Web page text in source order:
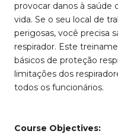
provocar danos à saúde
vida. Se o seu local de
perigosas, você precisa
respirador. Este
básicos de proteção
limitações dos
todos os funcionários.
Course Objectives: